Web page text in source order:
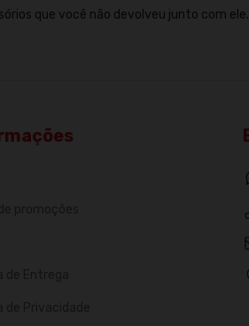
que você não devolveu junto com ele.